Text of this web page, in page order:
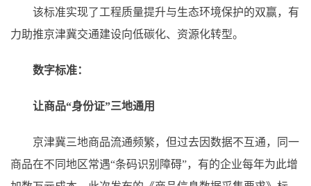
该标准实现了工程质量提升与生态环境保护的双赢，有
力助推京津冀交通建设向低碳化、资源化转型。
数字标准：
让商品“身份证”三地通用
京津冀三地商品流通频繁，但过去因数据不互通，同一
商品在不同地区常遇“条码识别障碍”，有的企业每年为此增